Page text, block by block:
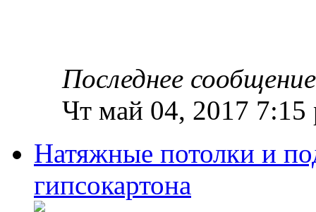
Последнее
Чт май 04, 2017 7:15
Натяжные потолки и
гипсокартона